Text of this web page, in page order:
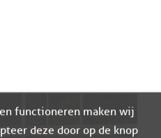
functioneren maken wij
deze door op de knop